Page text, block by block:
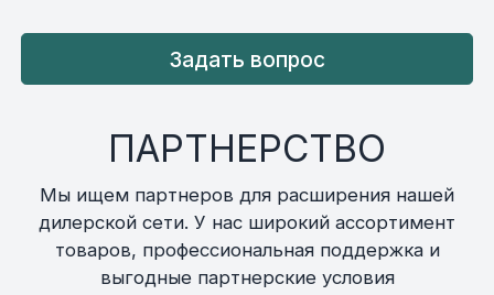
Задать вопрос
ПАРТНЕРСТВО
Мы ищем партнеров для расширения нашей
дилерской сети. У нас широкий ассортимент
товаров, профессиональная поддержка и
выгодные партнерские условия